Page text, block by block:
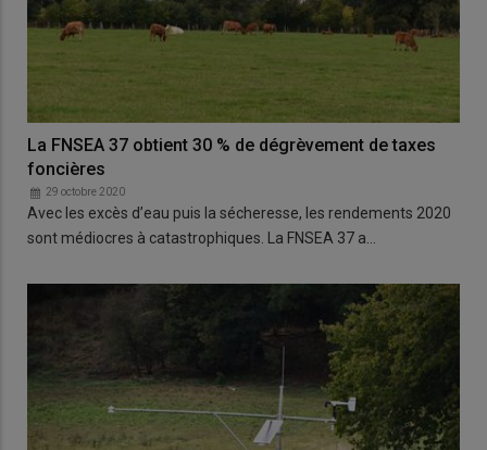
La FNSEA 37 obtient 30 % de dégrèvement de taxes
foncières
29 octobre 2020
Avec les excès d’eau puis la sécheresse, les rendements 2020
sont médiocres à catastrophiques. La FNSEA 37 a…